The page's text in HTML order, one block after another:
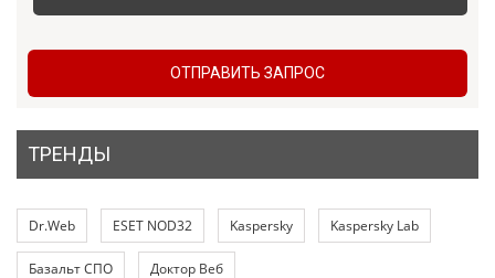
ОТПРАВИТЬ ЗАПРОС
ТРЕНДЫ
Dr.Web ESET NOD32 Kaspersky Kaspersky Lab
Базальт СПО Доктор Веб